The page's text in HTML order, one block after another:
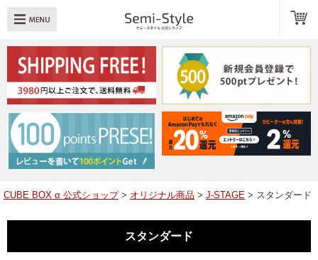
：透明扉 引き出し LED
へ戻る
品一覧
CUBE BOX α 公式ショップ> オリジナル商品 > J-STAGE > スタンダード
スタンダード